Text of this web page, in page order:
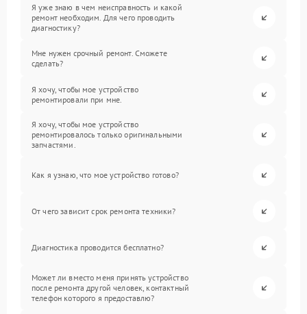
Я уже знаю в чем неисправность и какой
ремонт необходим. Для чего проводить
диагностику?
Мне нужен срочный ремонт. Сможете
сделать?
Я хочу, чтобы мое устройство
ремонтировали при мне.
Я хочу, чтобы мое устройство
ремонтировалось только оригинальными
запчастями.
Как я узнаю, что мое устройство готово?
От чего зависит срок ремонта техники?
Диагностика проводится бесплатно?
Может ли вместо меня принять устройство
после ремонта другой человек, контактный
телефон которого я предоставлю?